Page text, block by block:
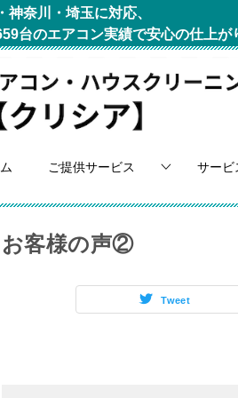
神奈川・埼玉に対応、
台のエアコン実績で安心の仕上が
ご提供サービス サービ
お客様の声②
Tweet